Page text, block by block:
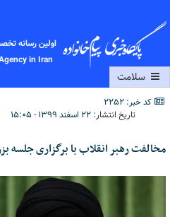
اولین رسانه
in Iran
سلامت
کد خبر: 2252
تاریخ انتشار: ۲۲ اسفند ۱۳۹۹ - ۱۵:۰۵
مخالفت رهبر انقلاب با برگزاری جلسه